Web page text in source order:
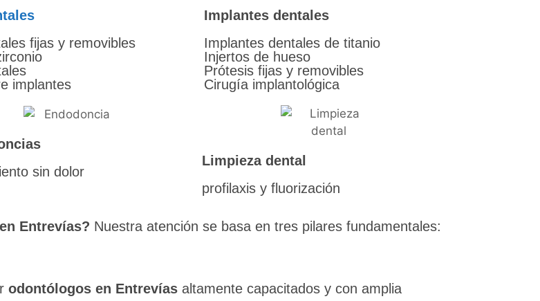
fijas y removibles
implantes
Implantes dentales
Implantes dentales de titanio
Injertos de hueso
Prótesis fijas y removibles
Cirugía implantológica
sin dolor
Limpieza dental
profilaxis y fluorización
Entrevías? Nuestra atención se basa en tres pilares fundamentales:
odontólogos en Entrevías altamente capacitados y con amplia